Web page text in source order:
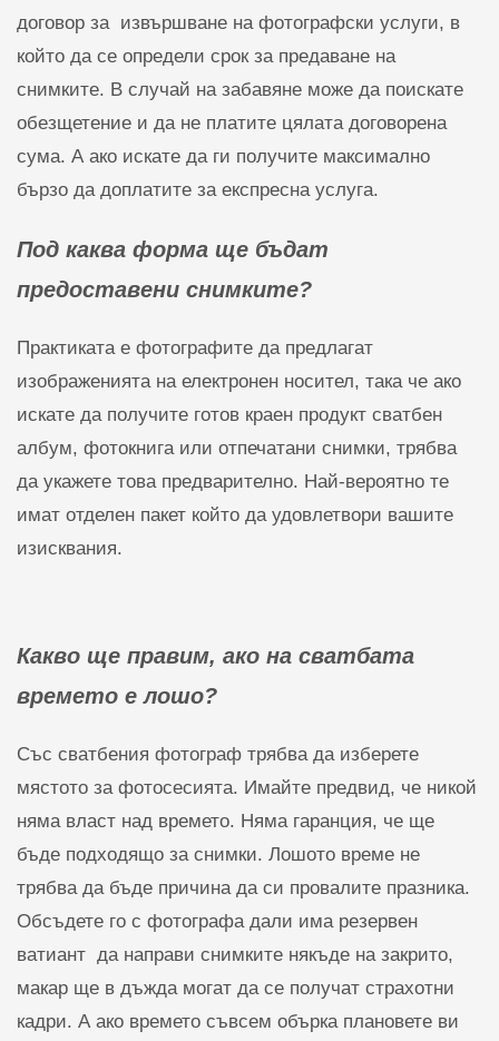
договор за извършване на фотографски услуги, в
който да се определи срок за предаване на
снимките. В случай на забавяне може да поискате
обезщетение и да не платите цялата договорена
сума. А ако искате да ги получите максимално
бързо да доплатите за експресна услуга.
Под каква форма ще бъдaт
предоставени снимките?
Практиката е фотографите да предлагат
изображенията на електронен носител, така че ако
искате да получите готов краен продукт сватбен
албум, фотокнига или отпечатани снимки, трябва
да укажете това предварително. Най-вероятно те
имат отделен пакет който да удовлетвори вашите
изисквания.
Какво ще правим, ако на сватбата
времето е лошо?
Със сватбения фотограф трябва да изберете
мястото за фотосесията. Имайте предвид, че никой
няма власт над времето. Няма гаранция, че ще
бъде подходящо за снимки. Лошото време не
трябва да бъде причина да си провалите празника.
Обсъдете го с фотографа дали има резервен
ватиант да направи снимките някъде на закрито,
макар ще в дъжда могат да се получат страхотни
кадри. А ако времето съвсем обърка плановете ви